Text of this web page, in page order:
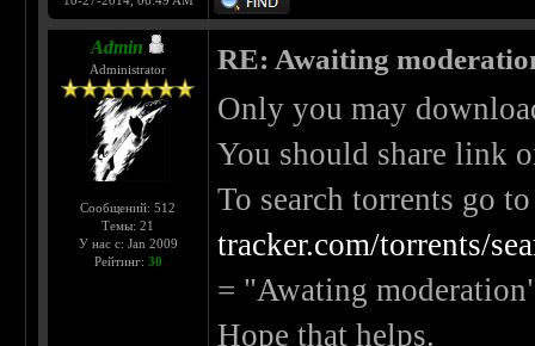
Admin
Administrator
Сообщений: 512
Темы: 21
У нас с: Jan 2009
Рейтинг: 30
RE: Awaiting
Only you may
You should share link
To search torrents go
tracker.com/torrents/
= "Awating
Hope that helps.